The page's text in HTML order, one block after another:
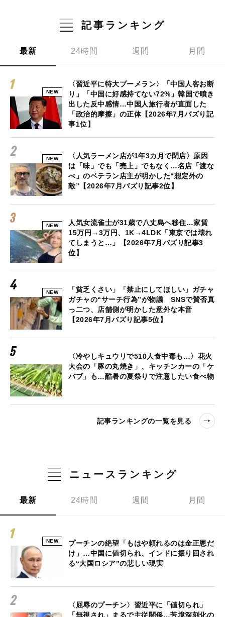
記事ランキング
最新 24時間 週間 月間
NEW
〈習近平に特大ブーメラン〉「中国人客お断
り」「中国に好感持てない72%」韓国で噴き
出した反中感情…中国人旅行者が直面した
「政治的摩擦」の正体【2026年7月バズり記
事1位】
NEW
〈人気ラーメン店が1年3カ月で閉店〉原因
は「味」でも「売上」でもなく…名店「渡な
べ」のベテラン店主が明かした“想定外の
敵”【2026年7月バズり記事2位】
NEW
人気女流雀士が31歳で八丈島へ移住…家賃
15万円→3万円、1K→4LDK「東京では壊れ
てしまうと…」【2026年7月バズり記事3
位】
NEW
「貧乏くさい」「禁止にしてほしい」ガチャ
ガチャの“サーチ行為”が物議 SNSで賛否真
っ二つ、店舗側が明かした意外な本音
【2026年7月バズり記事5位】
〈冷やしキュウリで510人食中毒も…〉花火
大会の「豚の丸焼き」、キッチンカーの「ケ
バブ」も…酷暑の夏祭りで注意したい食べ物
記事ランキングの一覧を見る
ニュースランキング
最新 24時間 週間 月間
NEW
プーチンの絶望「もはや頼れるのは金正恩だ
け」…中国に値切られ、インドに振り回され
る“大国ロシア”の悲しい現実
〈屈辱のプーチン〉習近平に「値切られ」
「無視され」まるで主従関係…苦境深刻化の